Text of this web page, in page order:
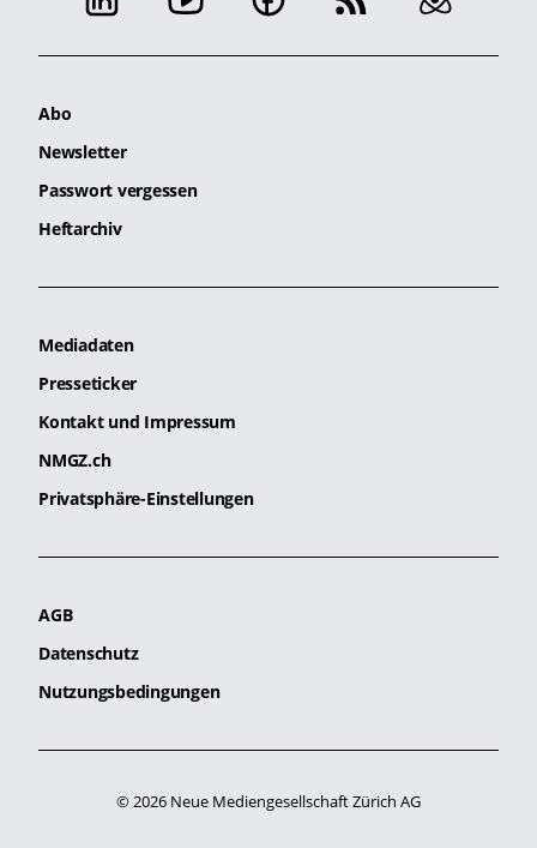
Abo
Newsletter
Passwort vergessen
Heftarchiv
Mediadaten
Presseticker
Kontakt und Impressum
NMGZ.ch
Privatsphäre-Einstellungen
AGB
Datenschutz
Nutzungsbedingungen
© 2026 Neue Mediengesellschaft Zürich AG